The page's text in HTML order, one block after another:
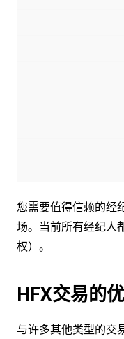
您需要值得信赖的经
场。当前所有经纪人
权）。
HFX交易的
与许多其他类型的交